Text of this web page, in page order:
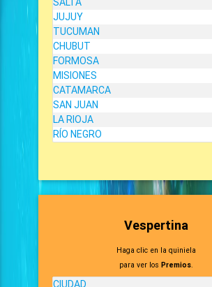
JUJUY
TUCUMAN
CHUBUT
FORMOSA
MISIONES
CATAMARCA
SAN JUAN
LA RIOJA
RÍO NEGRO
Vespertina
Haga clic en la quiniela
para ver los Premios.
CIUDAD